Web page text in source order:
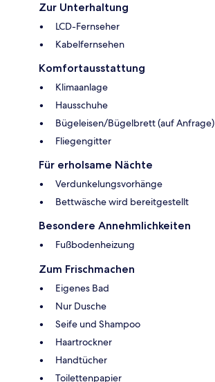
Zur Unterhaltung
LCD-Fernseher
Kabelfernsehen
Komfortausstattung
Klimaanlage
Hausschuhe
Bügeleisen/Bügelbrett (auf Anfrage)
Fliegengitter
Für erholsame Nächte
Verdunkelungsvorhänge
Bettwäsche wird bereitgestellt
Besondere Annehmlichkeiten
Fußbodenheizung
Zum Frischmachen
Eigenes Bad
Nur Dusche
Seife und Shampoo
Haartrockner
Handtücher
Toilettenpapier